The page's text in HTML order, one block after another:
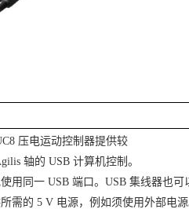
压电运动控制器提供较
轴的 USB 计算机控制。
用同一 USB 端口。USB 集线器也可
需的 5 V 电源，例如须使用外部电源